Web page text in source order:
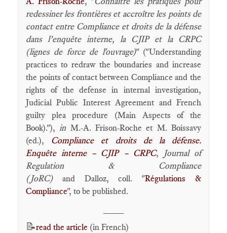
redessiner les frontières et accroître les points de
contact entre Compliance et droits de la défense
dans l’enquête interne, la CJIP et la CRPC
(lignes de force de l'ouvrage)" ("Understanding
practices to redraw the boundaries and increase
the points of contact between Compliance and the
rights of the defense in internal investigation,
Judicial Public Interest Agreement and French
guilty plea procedure (Main Aspects of the
Book)."),in M.-A. Frison-Roche et M. Boissavy
(ed.), Compliance et droits de la défense.
Enquête interne – CJIP – CRPC,
Journal of
Regulation & Compliance
(JoRC)and Dalloz, coll. "Régulations &
Compliance", to be published.
📝read the article (in French)